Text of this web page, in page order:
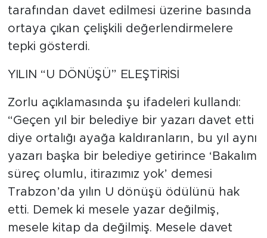
tarafından davet edilmesi üzerine basında
ortaya çıkan çelişkili değerlendirmelere
tepki gösterdi.
YILIN “U DÖNÜŞÜ” ELEŞTİRİSİ
Zorlu açıklamasında şu ifadeleri kullandı:
“Geçen yıl bir belediye bir yazarı davet etti
diye ortalığı ayağa kaldıranların, bu yıl aynı
yazarı başka bir belediye getirince ‘Bakalım
süreç olumlu, itirazımız yok’ demesi
Trabzon’da yılın U dönüşü ödülünü hak
etti. Demek ki mesele yazar değilmiş,
mesele kitap da değilmiş. Mesele davet